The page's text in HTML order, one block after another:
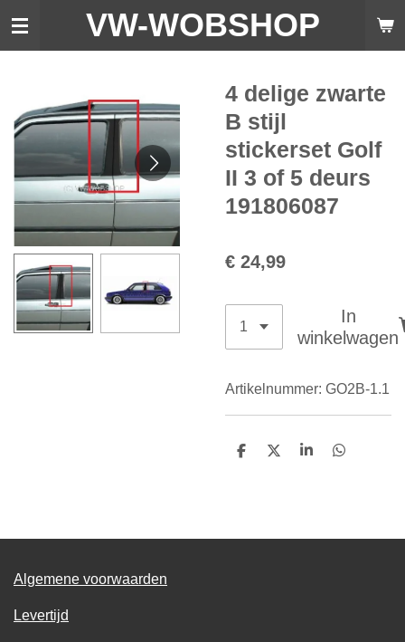
Ga
hoofdinhoud
VW-WOBSHOP
4 delige zwarte
B stijl
stickerset Golf
II 3 of 5 deurs
191806087
€ 24,99
In
winkelwagen
Artikelnummer: GO2B-1.1
D
D
S
D
Algemene voorwaarden
Levertijd